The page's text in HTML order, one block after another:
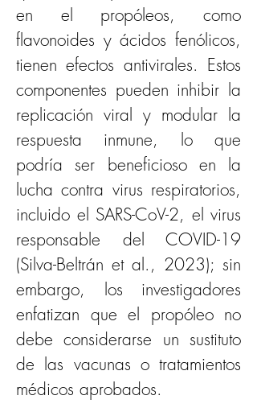
en el propóleos, como
flavonoides y ácidos fenólicos,
tienen efectos antivirales. Estos
componentes pueden inhibir la
replicación viral y modular la
respuesta inmune, lo que
podría ser beneficioso en la
lucha contra virus respiratorios,
incluido el SARS-CoV-2, el virus
responsable del COVID-19
(Silva-Beltrán et al., 2023); sin
embargo, los investigadores
enfatizan que el propóleo no
debe considerarse un sustituto
de las vacunas o tratamientos
médicos aprobados.